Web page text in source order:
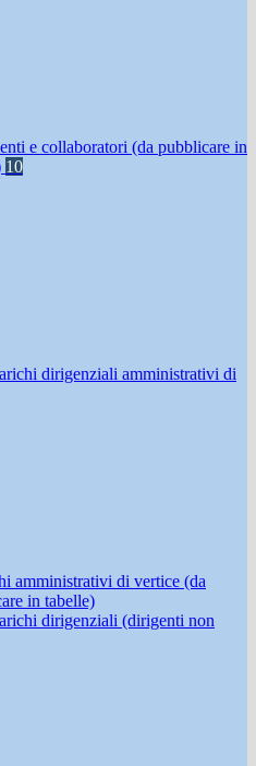
e collaboratori (da pubblicare in
10
dirigenziali amministrativi di
amministrativi di vertice (da
in tabelle)
dirigenziali (dirigenti non